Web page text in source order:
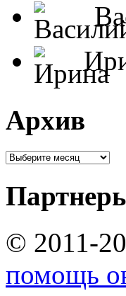
Архив
© 2011-
помощь